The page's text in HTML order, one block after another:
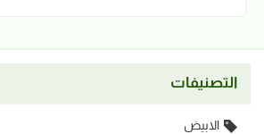
التصنيفات
الابيض